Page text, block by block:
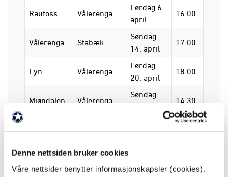
Denne nettsiden bruker cookies
Våre nettsider benytter informasjonskapsler (cookies).
Raufoss Vålerenga
Lørdag 6.
april
16.00
Vålerenga Stabæk
Søndag
14. april
17.00
Lyn Vålerenga
Lørdag
20. april
18.00
Mjøndalen Vålerenga
Søndag
14.30
Vålerenga Bryne 19.00
Aalesund Vålerenga
11. mai